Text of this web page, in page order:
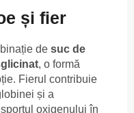
și fier
de suc de
, o formă
Fierul contribuie
și a
oxigenului în